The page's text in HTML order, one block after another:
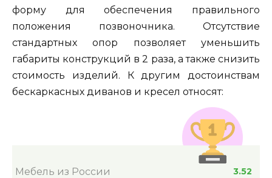
форму для обеспечения правильного
положения позвоночника. Отсутствие
стандартных опор позволяет уменьшить
габариты конструкций в 2 раза, а также снизить
стоимость изделий. К другим достоинствам
бескаркасных диванов и кресел относят:
Мебель из России 3.52